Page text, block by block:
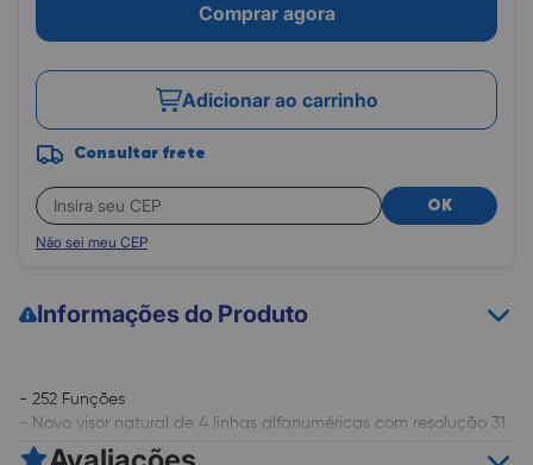
Comprar agora
Adicionar ao carrinho
Consultar frete
OK
Não sei meu CEP
Informações do Produto
- 252 Funções
- Novo visor natural de 4 linhas alfanuméricas com resolução 31
x 96 pixels